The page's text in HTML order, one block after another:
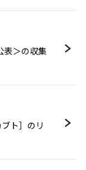
表＞の収集
ト］のリ